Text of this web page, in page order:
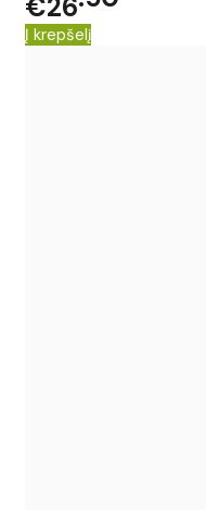
€26
Į krepšelį